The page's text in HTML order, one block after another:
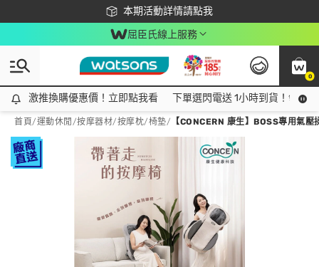
本期活動詳情請點我
下載app最高回饋$350
屈臣氏線上服務
0
激推換購優惠價！立即點我看
激推換購優惠價！立即點我看 下單選閃電送 1小時到貨！領神
首頁/運動休閒 /按摩器材/按摩枕/椅墊/ 【CONCERN 康生】BOSS專用氣